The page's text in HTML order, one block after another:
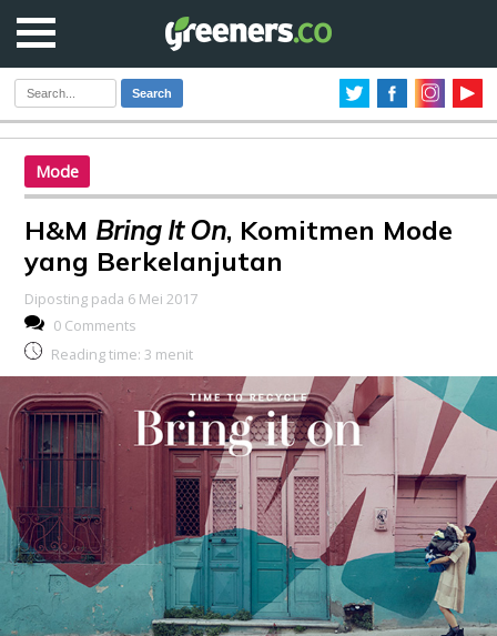
Search
Mode
H&M Bring It On, Komitmen Mode
yang Berkelanjutan
Diposting pada 6 Mei 2017
0 Comments
Reading time: 3 menit